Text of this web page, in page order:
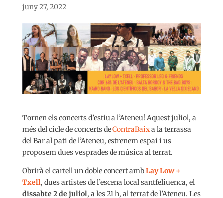
juny 27, 2022
Tornen els concerts d’estiu a l’Ateneu! Aquest juliol, a
més del cicle de concerts deContraBaixa la terrassa
del Bar al pati de l’Ateneu, estrenem espai i us
proposem dues vesprades de música al terrat.
Obrirà el cartell un doble concert ambLay Low +
Txell, dues artistes de l’escena local santfeliuenca, el
dissabte 2 de juliol, a les 21 h, al terrat de l’Ateneu. Les